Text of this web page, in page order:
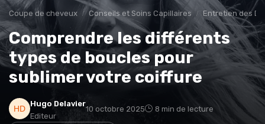
Coupe de cheveux Conseils et Soins Capillaires Entretien des
Comprendre les différents
types de boucles pour
sublimer votre coiffure
Hugo Delavier
Editeur
10 octobre 2025 8 min de lecture